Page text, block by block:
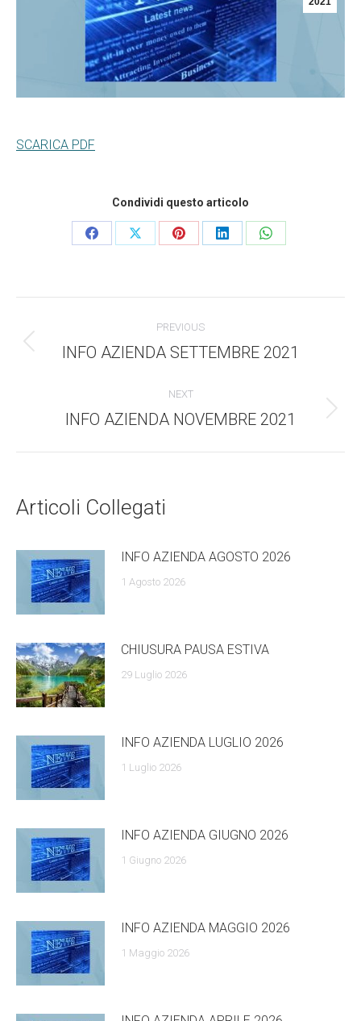
SCARICA PDF
Condividi questo articolo
CondividiCondividiCondividiCondividiCondividi
Commento
di
navigazione
PREVIOUS
Stile
INFO AZIENDA SETTEMBRE 2021
NEXT
Numero
INFO AZIENDA NOVEMBRE 2021
Articoli Collegati
INFO AZIENDA AGOSTO 2026
1 Agosto 2026
CHIUSURA PAUSA ESTIVA
29 Luglio 2026
INFO AZIENDA LUGLIO 2026
1 Luglio 2026
INFO AZIENDA GIUGNO 2026
1 Giugno 2026
INFO AZIENDA MAGGIO 2026
1 Maggio 2026